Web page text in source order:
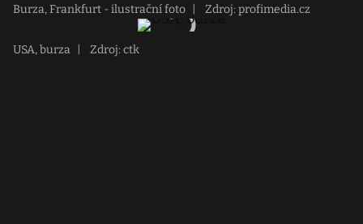
Burza, Frankfurt - ilustrační foto Zdroj: profimedia.cz
USA, burza Zdroj: ctk